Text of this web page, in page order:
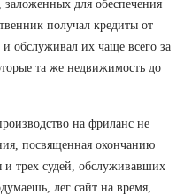
заложенных для обеспечения
получал кредиты от
обслуживал их чаще всего за
та же недвижимость до
на фриланс не
посвященная окончанию
трех судей, обслуживавших
лег сайт на время,